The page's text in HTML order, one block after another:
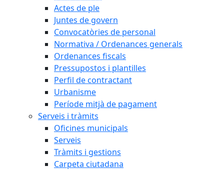
Actes de ple
Juntes de govern
Convocatòries de personal
Normativa / Ordenances generals
Ordenances fiscals
Pressupostos i plantilles
Perfil de contractant
Urbanisme
Període mitjà de pagament
Serveis i tràmits
Oficines municipals
Serveis
Tràmits i gestions
Carpeta ciutadana